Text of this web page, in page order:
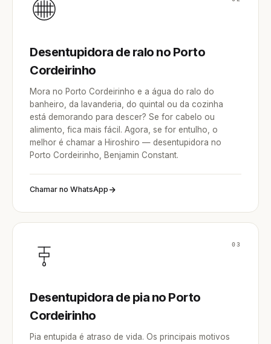
Desentupidora de ralo no Porto
Cordeirinho
Mora no Porto Cordeirinho e a água do ralo do
banheiro, da lavanderia, do quintal ou da cozinha
está demorando para descer? Se for cabelo ou
alimento, fica mais fácil. Agora, se for entulho, o
melhor é chamar a Hiroshiro — desentupidora no
Porto Cordeirinho, Benjamin Constant.
Chamar no WhatsApp
03
Desentupidora de pia no Porto
Cordeirinho
Pia entupida é atraso de vida. Os principais motivos